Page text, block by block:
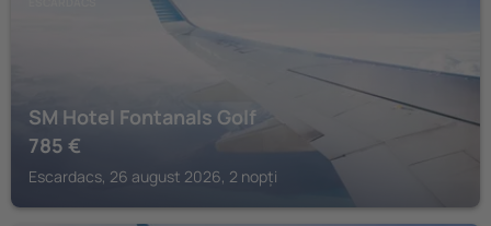
SM Hotel Fontanals Golf
785 €
Escardacs, 26 august 2026, 2 nopți